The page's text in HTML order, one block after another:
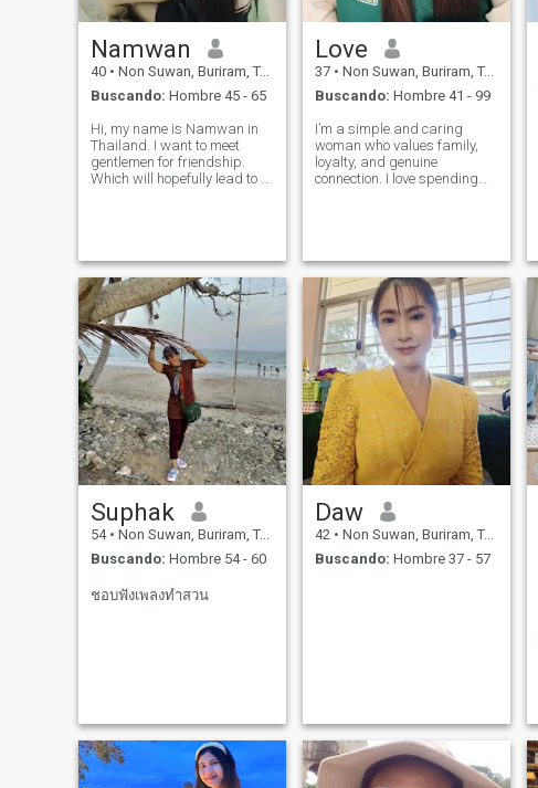
Namwan
40 • Non Suwan, Buriram, Tailandia
Buscando: Hombre 45 - 65
Hi, my name is Namwan in
Thailand. I want to meet
gentlemen for friendship.
Which will hopefully lead to a
build a relationship with you.
I believe you'll b
Love
37 • Non Suwan, Buriram, Tailandia
Buscando: Hombre 41 - 99
I’m a simple and caring
woman who values family,
loyalty, and genuine
connection. I love spending
along with, but also strong
enough to
Suphak
54 • Non Suwan, Buriram, Tailandia
Buscando: Hombre 54 - 60
ชอบฟังเพลงทำสวน
Daw
42 • Non Suwan, Buriram, Tailandia
Buscando: Hombre 37 - 57